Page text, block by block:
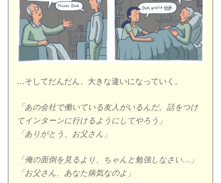
…そしてだんだん、大きな違いになっていく。
「あの会社で働いている友人がいるんだ。話をつけ
てインターンに行けるようにしてやろう」
「ありがとう、お父さん」
「俺の面倒を見るより、ちゃんと勉強しなさい…」
「お父さん、あなた病気なのよ」